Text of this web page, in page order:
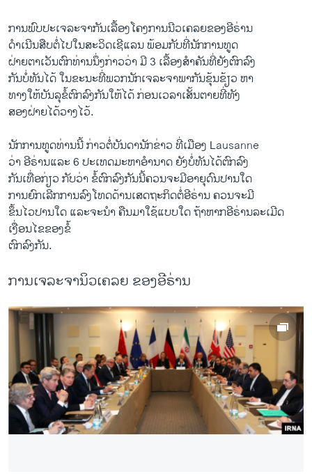
ພາສາຕ່າງໆ
ການ​ພົບ​ປະ​ເຈລະຈາ​ກັນ​ເລື້ອງໂຄງການ​ນີວ​ເຄລຍຂອງ​ອີຣ່ານ
ດຳ​ເນີນສືບ​ຕໍ່​ໄປ​ໃນ​ສະ​ວິດ​ເຊີ​ແລນ ພ້ອມ​ກັບ​ທີ່​ນັກ​ການ​ທູດ​
ຝ່າຍ​ຕາ​ເວັນ​ຕົກ​ທ່ານ​ນຶ່ງ​ກ່າວ​ວ່າ ມີ 3 ​ເລື້ອງ​ສຳຄັນ​ທີ່​ຍັງ​ຕົກລົງ​
ກັນ​ບໍ່​ທັນ​ໄດ້ ​ໃນ​ຂະນະ​ທີ່​ພວກ​ນັກ​ເຈລະ​ຈາ​ພາກັນ​ຂຸ້ນຂ້ຽວ ​ຫາ​
ທາງ​ໃຫ້ບັນລຸ​ຂໍ້​ຕົກລົງ​ກັນໃຫ້ໄດ້ ກ່ອນ​ເວລາ​ເສັ້ນ​ຕາຍ​ທີ່​ທັງ​
ສອງ​ຝ່າຍ​ໄດ້​ວາງ​ໄວ້.
ນັກ​ການ​ທູດທ່ານ​ນີ້ ກ່າວ​ຕໍ່​ບັນດາ​ນັກ​ຂ່າວ ທີ່​ເມືອງ Lausanne
ວ່າ ອີຣ່ານ​ແລະ 6 ປະ​ເທດ​ມະຫາ​ອຳນາດ ​ຍັງ​ບໍ່​ທັນ​ໄດ້​ຕົກ​ລົງ​
ກັນ​ເທື່ອ​ກ່ຽວ ກັບ​ວ່າ ຂໍ້​ຕົກລົງ​ກັນ​ນີ້ຄວນ​ຈະມີ​ອາຍຸ​ດົນ​ປານ​ໃດ ​
ການ​ຍົກ​ເລີກ​ການ​ລົງ​ໂທດ​ດ້ານ​ເສດຖະກິດ​ຕໍ່​ອີຣ່ານ​ ຄວນ​ຈະ​ມີ​
ຂຶ້ນໄວ​ປານ​ໃດ ​ແລະ​ຈະນຳ ຄືນ​ມາ​ໃຊ້​ແບບ​ໃດ ຖ້າ​ຫາກ​ອີຣ່ານລະ​ເມີດ​
ເງື່ອນ​ໄຂ​ຂອງ​ຂໍ້
​ຕົກ​ລົງ​ກັນ​.
ການເຈລະຈານິວເຄລຍ ຂອງອີຣ່ານ